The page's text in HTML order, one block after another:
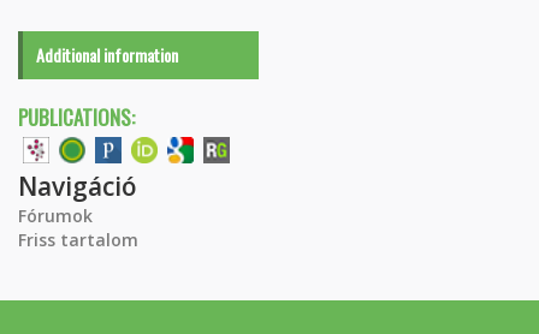
Additional information
PUBLICATIONS:
Navigáció
Fórumok
Friss tartalom